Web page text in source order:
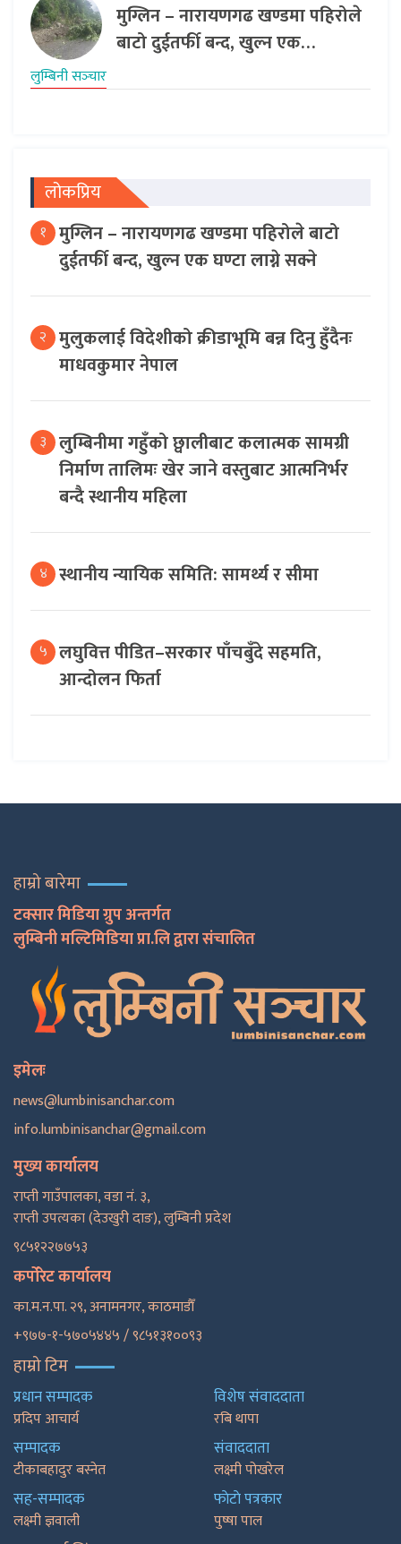
मुग्लिन – नारायणगढ खण्डमा पहिरोले
बाटो दुईतर्फी बन्द, खुल्न एक…
लुम्बिनी सञ्‍चार
लोकप्रिय
१ मुग्लिन – नारायणगढ खण्डमा पहिरोले बाटो
दुईतर्फी बन्द, खुल्न एक घण्टा लाग्ने सक्ने
२ मुलुकलाई विदेशीको क्रीडाभूमि बन्न दिनु हुँदैनः
माधवकुमार नेपाल
३ लुम्बिनीमा गहुँको छ्वालीबाट कलात्मक सामग्री
निर्माण तालिमः खेर जाने वस्तुबाट आत्मनिर्भर
बन्दै स्थानीय महिला
४ स्थानीय न्यायिक समिति: सामर्थ्य र सीमा
५ लघुवित्त पीडित–सरकार पाँचबुँदे सहमति,
आन्दोलन फिर्ता
हाम्रो बारेमा
टक्सार मिडिया ग्रुप अन्तर्गत
लुम्बिनी मल्टिमिडिया प्रा.लि द्वारा संचालित
इमेलः
news@lumbinisanchar.com
info.lumbinisanchar@gmail.com
मुख्य कार्यालय
राप्ती गाउँपालका, वडा नं. ३,
राप्ती उपत्यका (देउखुरी दाङ), लुम्बिनी प्रदेश
९८५१२२७७५३
कर्पोरेट कार्यालय
का.म.न.पा. २९, अनामनगर, काठमाडाैँ
+९७७-१-५७०५४४५ / ९८५१३१००९३
हाम्रो टिम
प्रधान सम्पादक
प्रदिप आचार्य
सम्पादक
टीकाबहादुर बस्नेत
सह-सम्पादक
लक्ष्मी ज्ञवाली
विशेष संवाददाता
रबि थापा
संवाददाता
लक्ष्मी पोखरेल
फाेटाे पत्रकार
पुष्षा पाल